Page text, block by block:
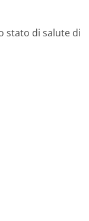
stato di salute di